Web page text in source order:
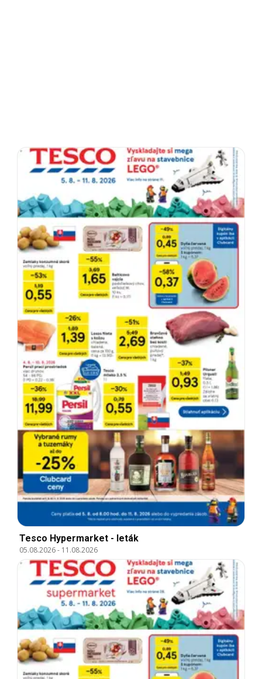
Tesco Hypermarket - leták
05.08.2026- 11.08.2026